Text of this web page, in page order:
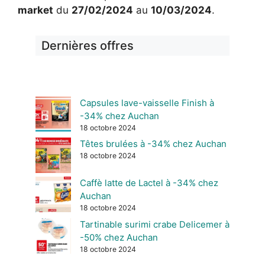
market du 27/02/2024 au 10/03/2024.
Dernières offres
Capsules lave-vaisselle Finish à
-34% chez Auchan
18 octobre 2024
Têtes brulées à -34% chez Auchan
18 octobre 2024
Caffè latte de Lactel à -34% chez
Auchan
18 octobre 2024
Tartinable surimi crabe Delicemer à
-50% chez Auchan
18 octobre 2024